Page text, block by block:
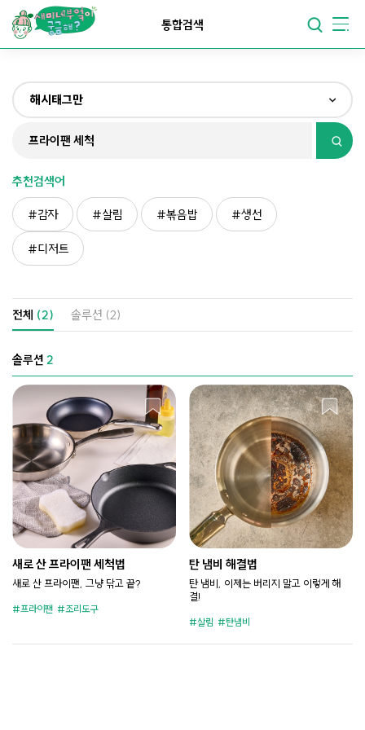
맛있어지는부엌
요리가쉬워지는부엌
통합검색
해시태그만
전체
재료만
해시태그만
추천검색어
감자 살림 볶음밥 생선
디저트
전체 (2) 솔루션 (2)
솔루션 2
새로 산 프라이팬 세척법
새로 산 프라이팬, 그냥 닦고 끝?
프라이팬 조리도구
탄 냄비 해결법
탄 냄비, 이제는 버리지 말고 이렇게 해
결!
살림 탄냄비